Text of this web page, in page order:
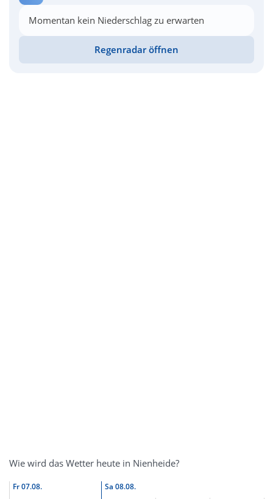
Momentan kein Niederschlag zu erwarten
Regenradar öffnen
Wie wird das Wetter heute in Nienheide?
Fr07.08. Sa 08.08.